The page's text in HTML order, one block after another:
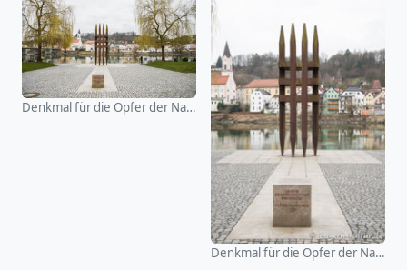
Denkmal für die Opfer der Nationalsozialistischen Gewaltherr
Denkmal für die Opfer der Nationalsozialistischen Gewaltherr